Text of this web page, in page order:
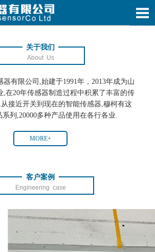
关于我们
About Us
器有限公司,始建于1991年，2013年成为山
,在20年传感器制造过程中积累了丰富的传
接近开关到现在的智能传感器,穆柯有这
系列,20000多种产品使用在各行各业.
MORE+
客户案例
Engineering case